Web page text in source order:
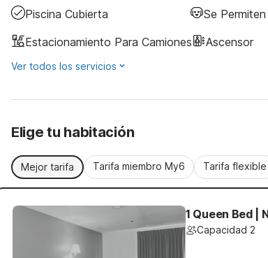
Piscina Cubierta Se
Estacionamiento Para Camiones
Ascensor
Ver todos los servicios
Elige tu habitación
Mejor tarifa Tarifa miembro My6 Tarifa flexible
1 Queen Bed |
Capacidad 2